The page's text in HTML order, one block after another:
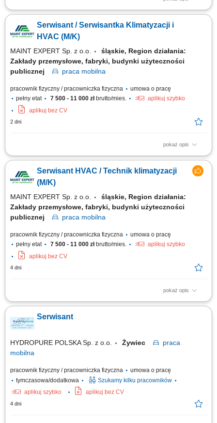
Opis stanowiska Diagnostyka oraz naprawa zabudów komunalnych.
uruchamianie nowych zabudów na pojazdach. Kontrola poprawności
działania układów hydraulicznych i elektrycznych. Współpraca z działem
Serwisant / Serwisantka Klimatyzacji i
HVAC (M/K)
MAINT EXPERT Sp. z o.o.
śląskie, Region działania:
Zakłady przemysłowe, fabryki, budynki użyteczności
publicznej
praca mobilna
pracownik fizyczny / pracowniczka fizyczna
umowa o pracę
pełny etat
7 500 - 11 000 złbrutto/mies.
aplikuj szybko
aplikuj bez CV
2 dni
pokaż opis
Wykonywanie przeglądów, konserwacji i czyszczenia systemów
realizacja bieżących napraw urządzeń HVAC; Sprawdzanie szczelności,
napełnianie układów oraz wymiana uszkodzonych części; Uruchamianie
Serwisant HVAC / Technik klimatyzacji
(M/K)
MAINT EXPERT Sp. z o.o.
śląskie, Region działania:
Zakłady przemysłowe, fabryki, budynki użyteczności
publicznej
praca mobilna
pracownik fizyczny / pracowniczka fizyczna
umowa o pracę
pełny etat
7 500 - 11 000 złbrutto/mies.
aplikuj szybko
aplikuj bez CV
4 dni
pokaż opis
Praca mobilna w dwuosobowym zespole serwisowym na terenie Śląska;
(Split, Multi-Split, VRF/VRV) Diagnozowanie usterek oraz bieżące
naprawy urządzeń HVAC; Napełnianie układów, próby szczelności oraz
Serwisant
HYDROPURE POLSKA Sp. z o.o. Żywiec
praca
mobilna
pracownik fizyczny / pracowniczka fizyczna
umowa o pracę
tymczasowa/dodatkowa
Szukamy kilku pracowników
aplikuj szybko
aplikuj bez CV
4 dni